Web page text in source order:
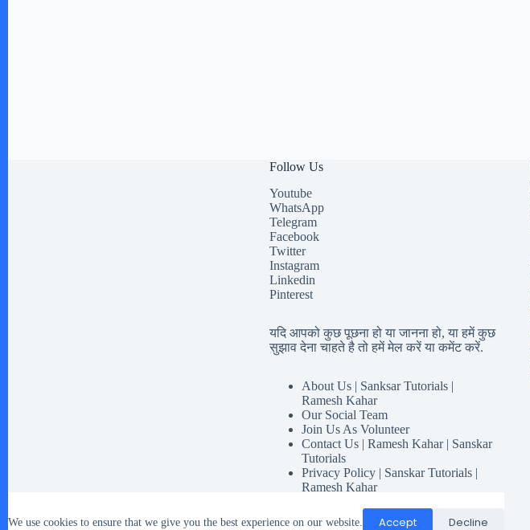
We use cookies to ensure that we give you the best experience on our website. Accept Decline
Follow Us
Youtube
WhatsApp
Telegram
Facebook
Twitter
Instagram
Linkedin
Pinterest
यदि आपको कुछ पूछना हो या जानना हो, या हमें कुछ
सुझाव देना चाहते है तो हमें मेल करें या कमेंट करें.
About Us | Sanksar Tutorials |
Ramesh Kahar
Our Social Team
Join Us As Volunteer
Contact Us | Ramesh Kahar | Sanskar
Tutorials
Privacy Policy | Sanskar Tutorials |
Ramesh Kahar
Our Social Responsibility